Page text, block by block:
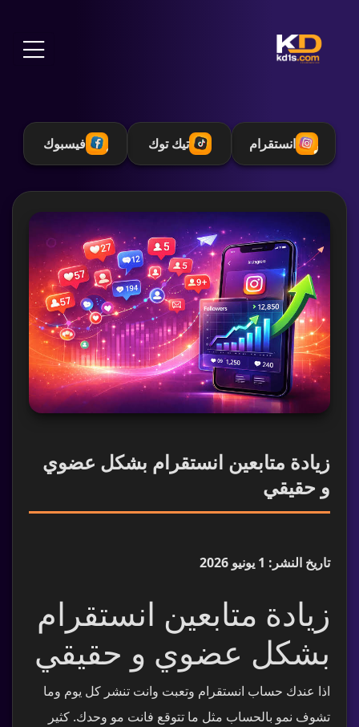
انستقرام تيك توك فيسبوك
زيادة متابعين انستقرام بشكل عضوي
و حقيقي
تاريخ النشر: 1 يونيو 2026
زيادة متابعين انستقرام
بشكل عضوي و حقيقي
اذا عندك حساب انستقرام وتعبت وانت تنشر كل يوم وما
تشوف نمو بالحساب مثل ما تتوقع فانت مو وحدك. كثير